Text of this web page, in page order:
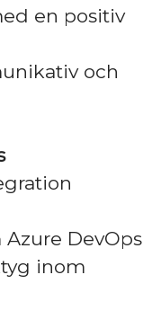
en positiv
och
DevOps
inom